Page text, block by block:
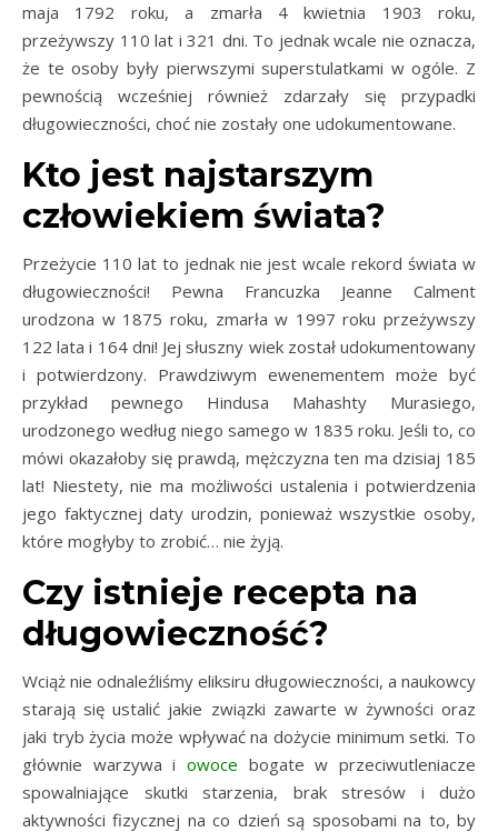
maja 1792 roku, a zmarła 4 kwietnia 1903 roku,
przeżywszy 110 lat i 321 dni. To jednak wcale nie oznacza,
że te osoby były pierwszymi superstulatkami w ogóle. Z
pewnością wcześniej również zdarzały się przypadki
długowieczności, choć nie zostały one udokumentowane.
Kto jest najstarszym
człowiekiem świata?
Przeżycie 110 lat to jednak nie jest wcale rekord świata w
długowieczności! Pewna Francuzka Jeanne Calment
urodzona w 1875 roku, zmarła w 1997 roku przeżywszy
122 lata i 164 dni! Jej słuszny wiek został udokumentowany
i potwierdzony. Prawdziwym ewenementem może być
przykład pewnego Hindusa Mahashty Murasiego,
urodzonego według niego samego w 1835 roku. Jeśli to, co
mówi okazałoby się prawdą, mężczyzna ten ma dzisiaj 185
lat! Niestety, nie ma możliwości ustalenia i potwierdzenia
jego faktycznej daty urodzin, ponieważ wszystkie osoby,
które mogłyby to zrobić… nie żyją.
Czy istnieje recepta na
długowieczność?
Wciąż nie odnaleźliśmy eliksiru długowieczności, a naukowcy
starają się ustalić jakie związki zawarte w żywności oraz
jaki tryb życia może wpływać na dożycie minimum setki. To
głównie warzywa i owoce bogate w przeciwutleniacze
spowalniające skutki starzenia, brak stresów i dużo
aktywności fizycznej na co dzień są sposobami na to, by